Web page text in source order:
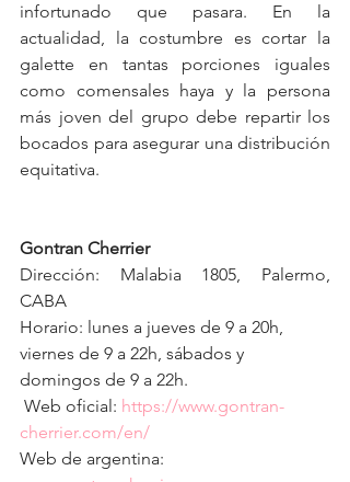
infortunado que pasara. En la
actualidad, la costumbre es cortar la
galette en tantas porciones iguales
como comensales haya y la persona
más joven del grupo debe repartir los
bocados para asegurar una distribución
equitativa.
Gontran Cherrier
Dirección: Malabia 1805, Palermo,
CABA
Horario: lunes a jueves de 9 a 20h,
viernes de 9 a 22h, sábados y
domingos de 9 a 22h.
Web oficial: https://www.gontran-
cherrier.com/en/
Web de argentina: